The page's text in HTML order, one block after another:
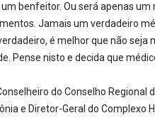
benfeitor. Ou será apenas um
Jamais um verdadeiro
é melhor que não seja
Pense nisto e decida que
do Conselho Regional
e Diretor-Geral do Complexo